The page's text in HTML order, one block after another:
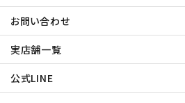
お問い合わせ
実店舗一覧
公式LINE